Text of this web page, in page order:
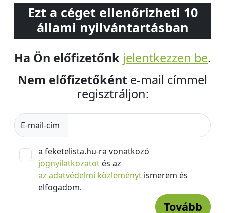
Ezt a céget ellenőrizheti 10
állami nyilvántartásban
Ha Ön előfizetőnk jelentkezzen be.
Nem előfizetőként e-mail címmel
regisztráljon:
E-mail-cím
a feketelista.hu-ra vonatkozó
jognyilatkozatot és az
az adatvédelmi közleményt ismerem és
elfogadom.
Tovább